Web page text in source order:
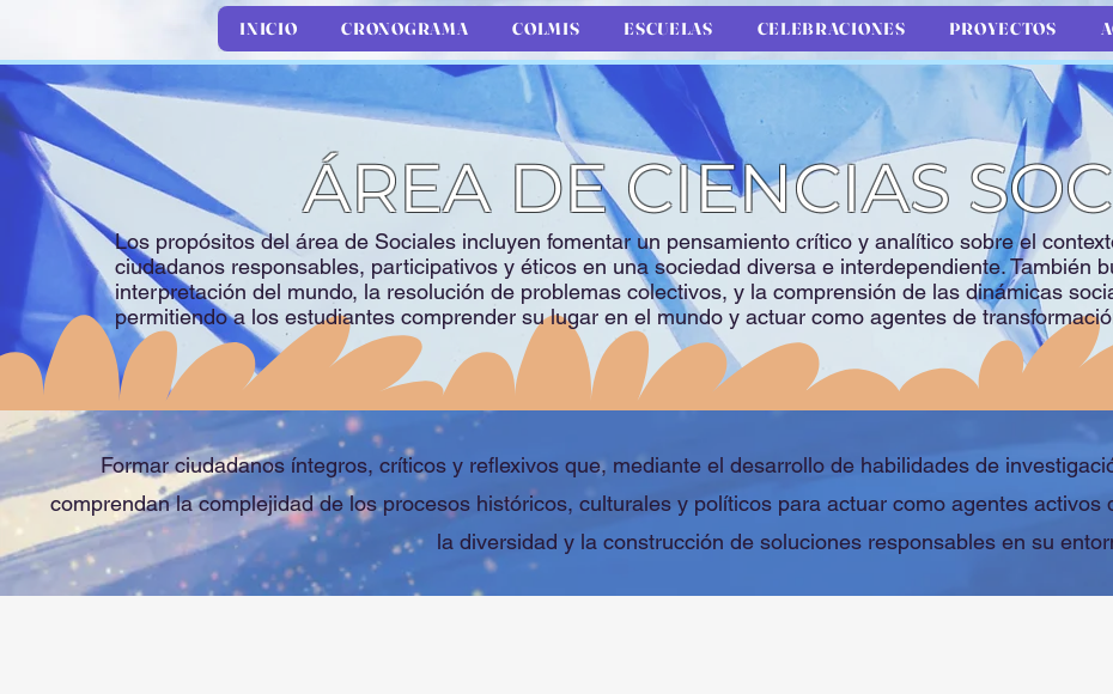
INICIO CRONOGRAMA COLMIS ESCUELAS CELEBRACIONES PROYECTOS
ÁREA DE CIENCIAS
Los propósitos del área de Sociales incluyen fomentar un pensamiento crítico y analítico sobre el
ciudadanos responsables, participativos y éticos en una sociedad diversa e interdependiente. También
interpretación del mundo, la resolución de problemas colectivos, y la comprensión de las dinámicas
permitiendo a los estudiantes comprender su lugar en el mundo y actuar como agentes de
Formar ciudadanos íntegros, críticos y reflexivos que, mediante el desarrollo de habilidades de
comprendan la complejidad de los procesos históricos, culturales y políticos para actuar como agentes
la diversidad y la construcción de soluciones responsables en su